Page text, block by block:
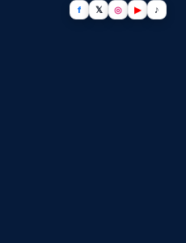
f 𝕏 ◎ ▶ ♪